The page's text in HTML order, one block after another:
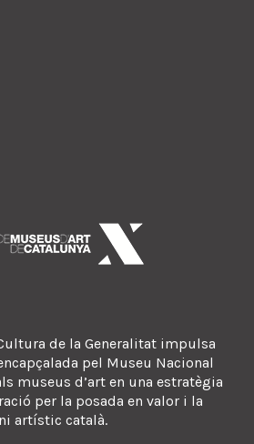
de la Generalitat impulsa
pel Museu Nacional
museus d’art en una estratègia
per la posada en valor i la
artístic català.